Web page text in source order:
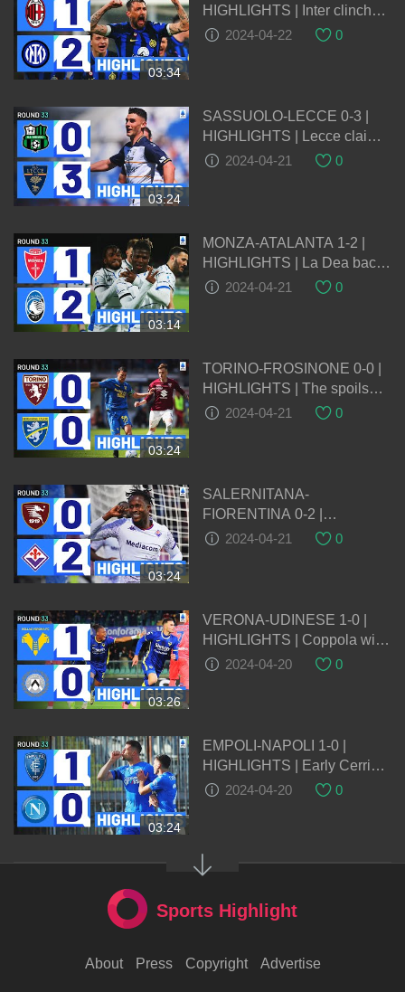
03:34
HIGHLIGHTS | Inter clinch
20th Scudetto with derby win!
2024-04-22 0
03:24
SASSUOLO-LECCE 0-3 |
HIGHLIGHTS | Lecce claim
thumping away win! | Serie A
2024-04-21 0
03:14
MONZA-ATALANTA 1-2 |
HIGHLIGHTS | La Dea back
to winning ways | Serie A
2024-04-21 0
03:24
TORINO-FROSINONE 0-0 |
HIGHLIGHTS | The spoils
are shared at the Grande
2024-04-21 0
03:24
SALERNITANA-
FIORENTINA 0-2 |
HIGHLIGHTS | La Viola
2024-04-21 0
03:26
VERONA-UDINESE 1-0 |
HIGHLIGHTS | Coppola wins
it at the death! | Serie A
2024-04-20 0
03:24
EMPOLI-NAPOLI 1-0 |
HIGHLIGHTS | Early Cerri
goal spells upset for Napoli |
2024-04-20 0
Sports Highlight
About Press Copyright Advertise